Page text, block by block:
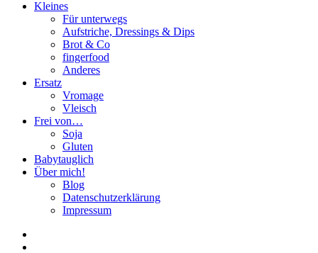
Kleines
Für unterwegs
Aufstriche, Dressings & Dips
Brot & Co
fingerfood
Anderes
Ersatz
Vromage
Vleisch
Frei von…
Soja
Gluten
Babytauglich
Über mich!
Blog
Datenschutzerklärung
Impressum